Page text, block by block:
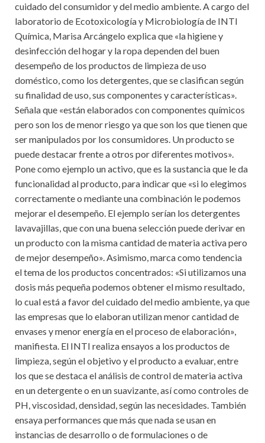
cuidado del consumidor y del medio ambiente. A cargo del
laboratorio de Ecotoxicología y Microbiología de INTI
Química, Marisa Arcángelo explica que «la higiene y
desinfección del hogar y la ropa dependen del buen
desempeño de los productos de limpieza de uso
doméstico, como los detergentes, que se clasifican según
su finalidad de uso, sus componentes y características».
Señala que «están elaborados con componentes químicos
pero son los de menor riesgo ya que son los que tienen que
ser manipulados por los consumidores. Un producto se
puede destacar frente a otros por diferentes motivos».
Pone como ejemplo un activo, que es la sustancia que le da
funcionalidad al producto, para indicar que «si lo elegimos
correctamente o mediante una combinación le podemos
mejorar el desempeño. El ejemplo serían los detergentes
lavavajillas, que con una buena selección puede derivar en
un producto con la misma cantidad de materia activa pero
de mejor desempeño». Asimismo, marca como tendencia
el tema de los productos concentrados: «Si utilizamos una
dosis más pequeña podemos obtener el mismo resultado,
lo cual está a favor del cuidado del medio ambiente, ya que
las empresas que lo elaboran utilizan menor cantidad de
envases y menor energía en el proceso de elaboración»,
manifiesta. El INTI realiza ensayos a los productos de
limpieza, según el objetivo y el producto a evaluar, entre
los que se destaca el análisis de control de materia activa
en un detergente o en un suavizante, así como controles de
PH, viscosidad, densidad, según las necesidades. También
ensaya performances que más que nada se usan en
instancias de desarrollo o de formulaciones o de